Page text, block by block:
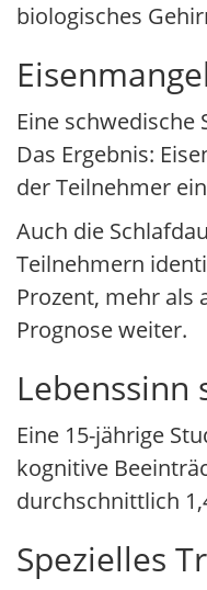
biologisches
Eine schwedische
Das Ergebnis:
der Teilnehmer
Auch die
Teilnehmern
Prozent, mehr als
Prognose weiter.
Lebenssinn
Eine 15-jährige
kognitive
durchschnittlich
Spezielles